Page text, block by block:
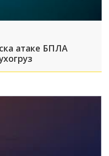
атаке БПЛА